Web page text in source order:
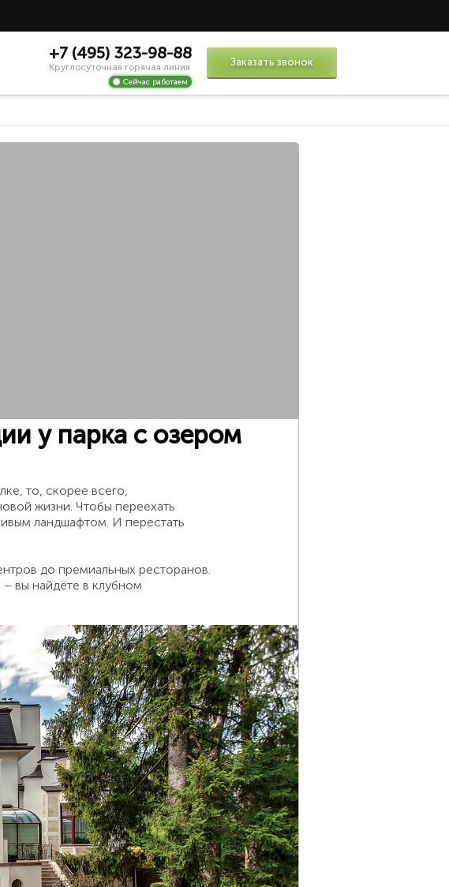
+7 (495) 323-98-88
Круглосуточная горячая линия
Сейчас работаем
Заказать звонок
у парка с озером
то, скорее всего,
жизни. Чтобы переехать
ландшафтом. И перестать
до премиальных ресторанов.
вы найдёте в клубном